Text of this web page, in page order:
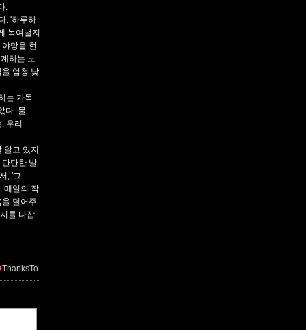
.
. '하루하
녹여낼지
망을 현
하는 노
엄청 낮
는 가독
다. 물
우리
고 있지
단단한 발
, '그
매일의 작
덜어주
를 다잡
ThanksTo